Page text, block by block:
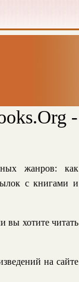
-
жанров: как
с книгами и
вы хотите читать
на сайте